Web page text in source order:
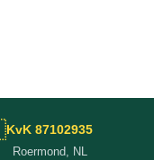
KvK 87102935
Roermond, NL